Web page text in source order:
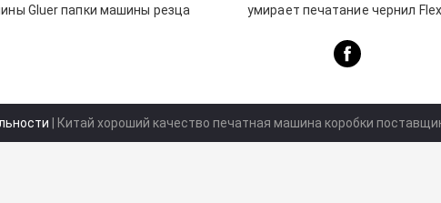
Gluer папки машины резца
умирает печатание чернил
| Китай хороший качество печатная машина коробки